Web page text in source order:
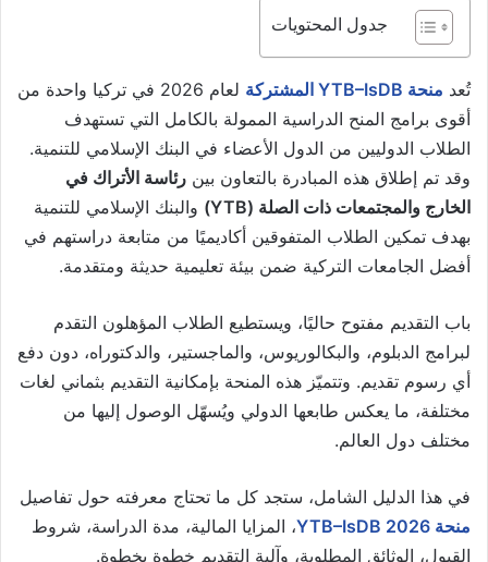
جدول المحتويات
تُعد منحة YTB–IsDB المشتركة
لعام 2026 في تركيا واحدة من
أقوى برامج المنح الدراسية الممولة بالكامل التي تستهدف
الطلاب الدوليين من الدول الأعضاء في البنك الإسلامي للتنمية.
وقد تم إطلاق هذه المبادرة بالتعاون بين رئاسة الأتراك في
الخارج والمجتمعات ذات الصلة (YTB)
والبنك الإسلامي للتنمية
بهدف تمكين الطلاب المتفوقين أكاديميًا من متابعة دراستهم في
أفضل الجامعات التركية ضمن بيئة تعليمية حديثة ومتقدمة.
باب التقديم مفتوح حاليًا، ويستطيع الطلاب المؤهلون التقدم
لبرامج الدبلوم، والبكالوريوس، والماجستير، والدكتوراه، دون دفع
أي رسوم تقديم. وتتميّز هذه المنحة بإمكانية التقديم بثماني لغات
مختلفة، ما يعكس طابعها الدولي ويُسهّل الوصول إليها من
مختلف دول العالم.
في هذا الدليل الشامل، ستجد كل ما تحتاج معرفته حول تفاصيل
منحة YTB–IsDB 2026
، المزايا المالية، مدة الدراسة، شروط
القبول، الوثائق المطلوبة، وآلية التقديم خطوة بخطوة.